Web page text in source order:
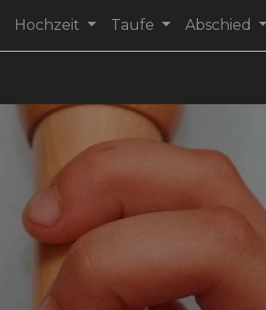
Hochzeit Taufe Abschied